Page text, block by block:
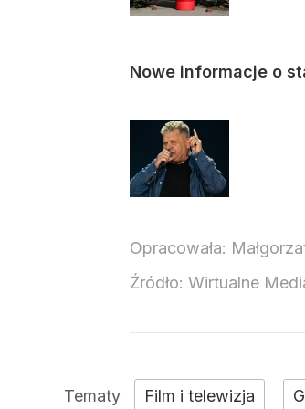
Nowe informacje o
Opracowała:
Źródło: Wirtualne
Film i telewizja